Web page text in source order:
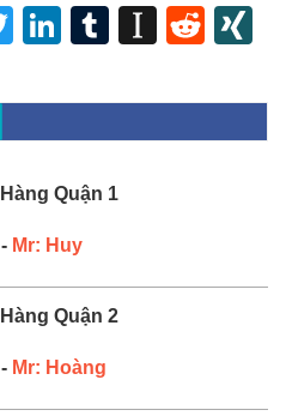
TwitterLinkedIn
Tumblr
Quận 1
Mr: Huy
Quận 2
Mr: Hoàng